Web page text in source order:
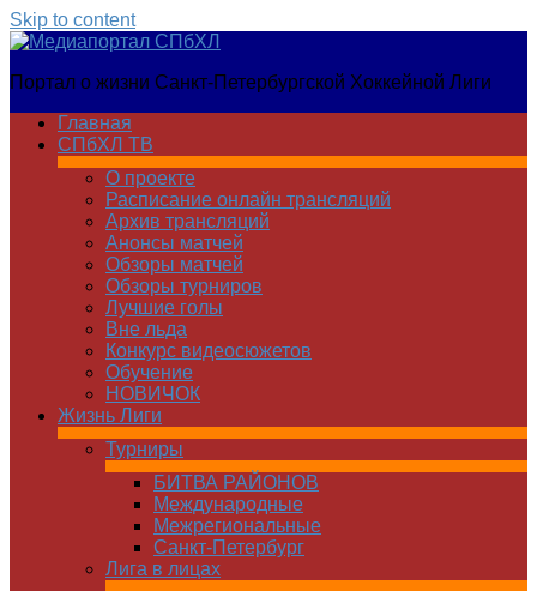
Skip to content
Медиапортал
Портал о жизни Санкт-Петербургской Хоккейной Лиги
Главная
СПбХЛ ТВ
О проекте
Расписание онлайн трансляций
Архив трансляций
Анонсы матчей
Обзоры матчей
Обзоры турниров
Лучшие голы
Вне льда
Конкурс видеосюжетов
Обучение
НОВИЧОК
Жизнь Лиги
Турниры
БИТВА РАЙОНОВ
Международные
Межрегиональные
Санкт-Петербург
Лига в лицах